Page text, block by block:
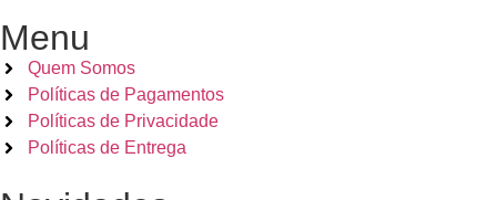
Menu
Quem Somos
Políticas de Pagamentos
Políticas de Privacidade
Políticas de Entrega